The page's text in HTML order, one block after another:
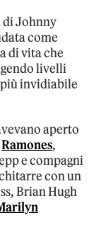
di Johnny
come
di vita che
livelli
invidiabile
aperto
Ramones,
e compagni
con un
Brian Hugh